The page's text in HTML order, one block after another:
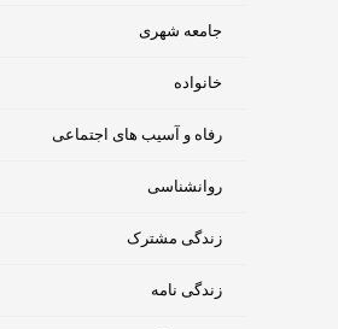
جامعه شهری
خانواده
رفاه و آسیب های اجتماعی
روانشناسی
زندگی مشترک
زندگی نامه